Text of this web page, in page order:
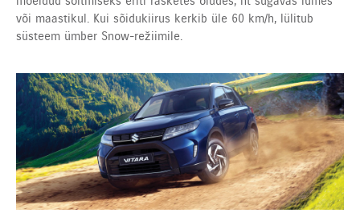
või maastikul. Kui sõidukiirus kerkib üle 60 km/h, lülitub
süsteem ümber Snow-režiimile.